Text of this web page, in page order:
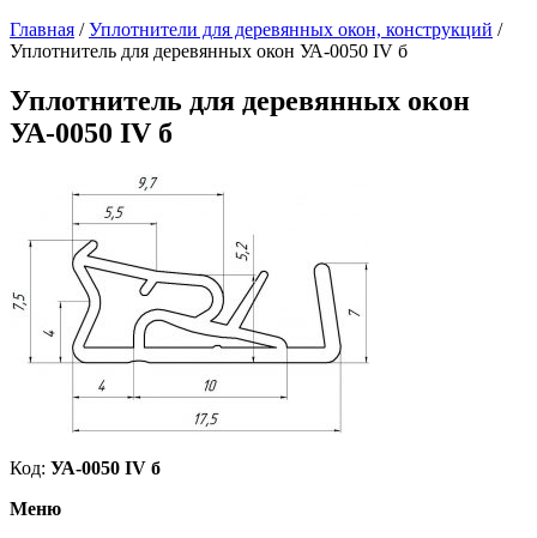
Главная /Уплотнители для деревянных окон, конструкций /
Уплотнитель для деревянных окон УА-0050 IV б
Уплотнитель для деревянных окон
УА-0050 IV б
Код: УА-0050 IV б
Меню